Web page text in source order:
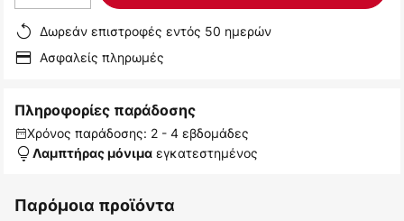
Δωρεάν επιστροφές εντός 50 ημερών
Ασφαλείς πληρωμές
Πληροφορίες παράδοσης
Χρόνος παράδοσης: 2 - 4 εβδομάδες
Λαμπτήρας μόνιμα εγκατεστημένος
Παρόμοια προϊόντα